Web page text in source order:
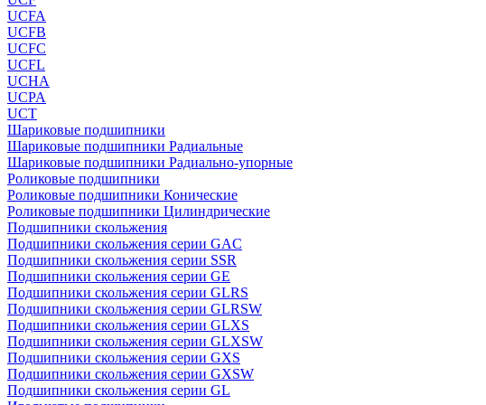
UCFA
UCFB
UCFC
UCFL
UCHA
UCPA
UCT
Шариковые подшипники
Шариковые подшипники Радиальные
Шариковые подшипники Радиально-упорные
Роликовые подшипники
Роликовые подшипники Конические
Роликовые подшипники Цилиндрические
Подшипники скольжения
Подшипники скольжения серии GAC
Подшипники скольжения серии SSR
Подшипники скольжения серии GE
Подшипники скольжения серии GLRS
Подшипники скольжения серии GLRSW
Подшипники скольжения серии GLXS
Подшипники скольжения серии GLXSW
Подшипники скольжения серии GXS
Подшипники скольжения серии GXSW
Подшипники скольжения серии GL